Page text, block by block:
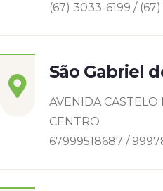
(67) 3033-6199 /
São Gabriel
AVENIDA CASTELO
CENTRO
67999518687 /